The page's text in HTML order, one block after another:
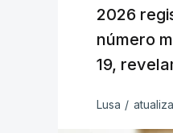
2026
número
19,
Lusa /